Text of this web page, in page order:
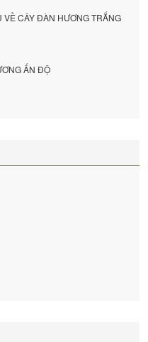
VỀ CÂY ĐÀN HƯƠNG TRẮNG
ẤN ĐỘ